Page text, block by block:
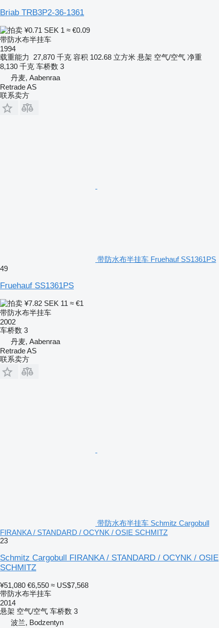
Briab TRB3P2-36-1361
¥0.71 SEK 1 ≈ €0.09
带防水布半挂车
1994
载重能力
27,870 千克 容积 102.68 立方米 悬架 空气/空气 净重
8,130 千克 车桥数 3
丹麦, Aabenraa
Retrade AS
联系卖方
带防水布半挂车 Fruehauf SS1361PS
49
Fruehauf SS1361PS
¥7.82 SEK 11 ≈ €1
带防水布半挂车
2002
车桥数 3
丹麦, Aabenraa
Retrade AS
联系卖方
带防水布半挂车 Schmitz Cargobull
FIRANKA / STANDARD / OCYNK / OSIE SCHMITZ
23
Schmitz Cargobull FIRANKA / STANDARD / OCYNK / OSIE
SCHMITZ
¥51,080 €6,550 ≈ US$7,568
带防水布半挂车
2014
悬架 空气/空气 车桥数 3
波兰, Bodzentyn